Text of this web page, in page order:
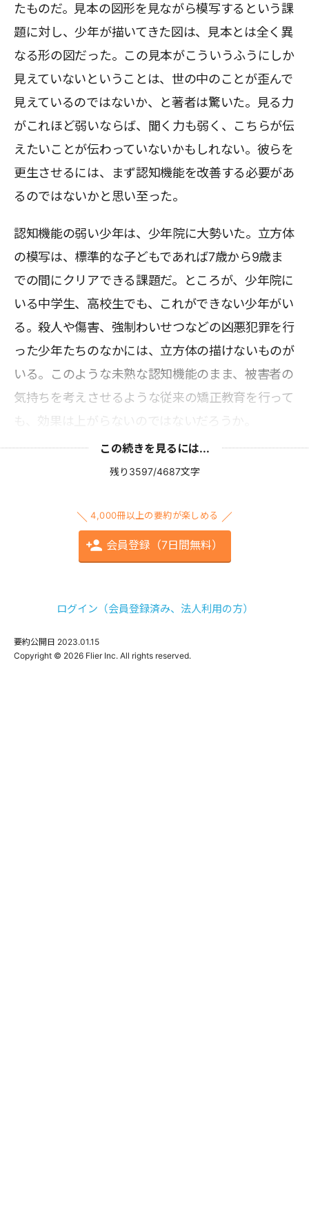
たものだ。見本の図形を見ながら模写するという課
題に対し、少年が描いてきた図は、見本とは全く異
なる形の図だった。この見本がこういうふうにしか
見えていないということは、世の中のことが歪んで
見えているのではないか、と著者は驚いた。見る力
がこれほど弱いならば、聞く力も弱く、こちらが伝
えたいことが伝わっていないかもしれない。彼らを
更生させるには、まず認知機能を改善する必要があ
るのではないかと思い至った。
認知機能の弱い少年は、少年院に大勢いた。立方体
の模写は、標準的な子どもであれば7歳から9歳ま
での間にクリアできる課題だ。ところが、少年院に
いる中学生、高校生でも、これができない少年がい
る。殺人や傷害、強制わいせつなどの凶悪犯罪を行
った少年たちのなかには、立方体の描けないものが
いる。このような未熟な認知機能のまま、被害者の
気持ちを考えさせるような従来の矯正教育を行って
も、効果は上がらないのではないだろうか。
この続きを見るには...
残り3597/4687文字
4,000冊以上の要約が楽しめる
会員登録（7日間無料）
ログイン（会員登録済み、法人利用の方）
要約公開日 2023.01.15